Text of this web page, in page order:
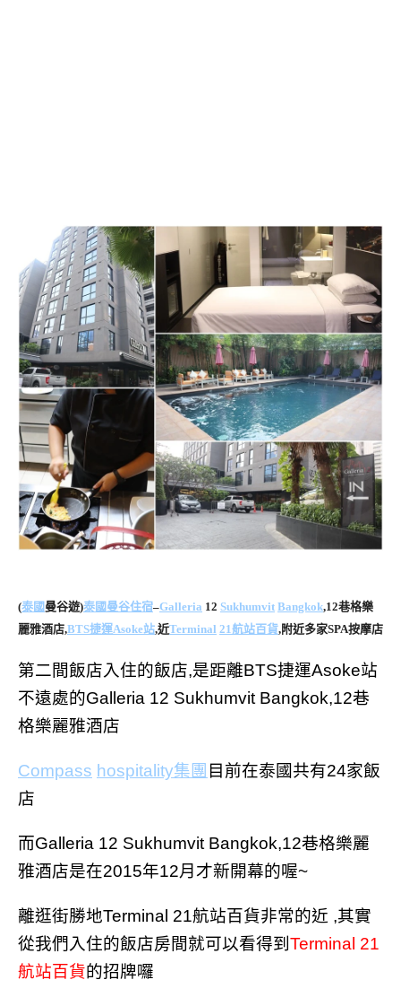
(泰國曼谷遊)泰國曼谷住宿–Galleria 12 Sukhumvit Bangkok,12巷格樂
麗雅酒店,BTS捷運Asoke站,近Terminal 21航站百貨,附近多家SPA按摩店
第二間飯店入住的飯店,是距離BTS捷運Asoke站
不遠處的Galleria 12 Sukhumvit Bangkok,12巷
格樂麗雅酒店
Compass hospitality集團 目前在泰國共有24家飯
店
而Galleria 12 Sukhumvit Bangkok,12巷格樂麗
雅酒店是在2015年12月才新開幕的喔~
離逛街勝地Terminal 21航站百貨非常的近 ,其實
從我們入住的飯店房間就可以看得到 Terminal 21
航站百貨的招牌囉